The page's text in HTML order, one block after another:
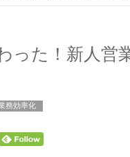
った！新人営
務効率化